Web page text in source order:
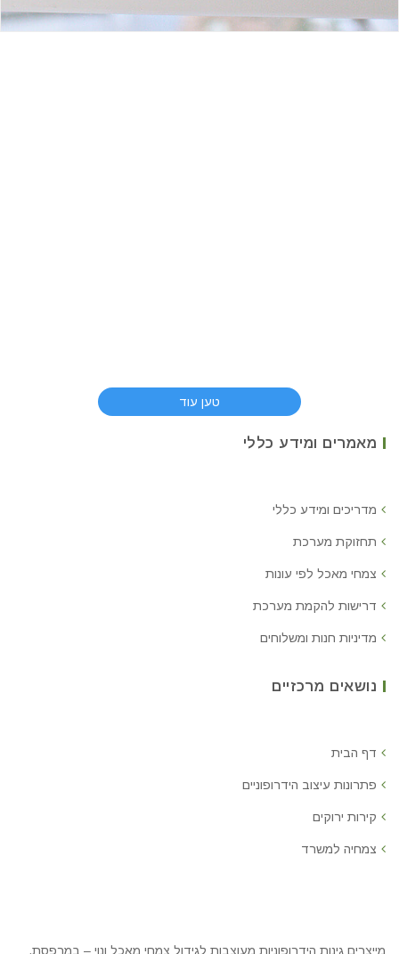
טען עוד
מאמרים ומידע כללי
מדריכים ומידע כללי
תחזוקת מערכת
צמחי מאכל לפי עונות
דרישות להקמת מערכת
מדיניות חנות ומשלוחים
נושאים מרכזיים
דף הבית
פתרונות עיצוב הידרופוניים
קירות ירוקים
צמחיה למשרד
מייצרים גינות הידרופוניות מעוצבות לגידול צמחי מאכל ונוי – במרפסת,